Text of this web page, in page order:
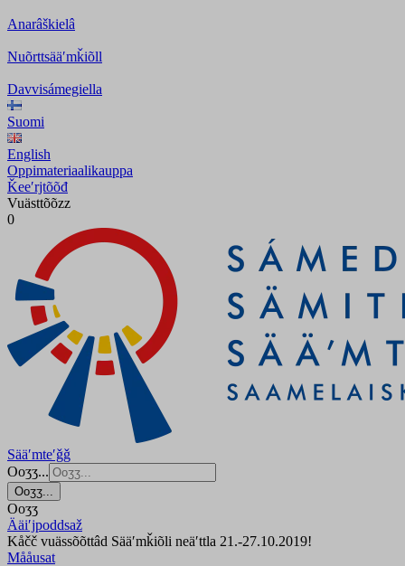
Anarâškielâ
Nuõrttsääʹmǩiõll
Davvisámegiella
Suomi
English
Oppimateriaalikauppa
Ǩeeʹrjtõõđ
Vuästtõõzz
0
Sääʹmteʹǧǧ
Ooʒʒ...
Ooʒʒ...
Ooʒʒ
Ääiʹjpoddsaž
Kåčč vuässõõttâd Sääʹmǩiõli neäʹttla 21.-27.10.2019!
Mååusat